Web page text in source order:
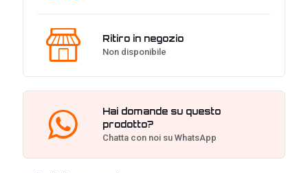
Ritiro in negozio
Non disponibile
Hai domande su questo
prodotto?
Chatta con noi su WhatsApp